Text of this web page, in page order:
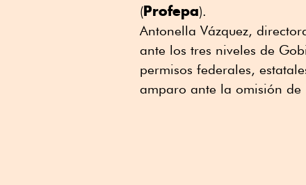
(Profepa).
Antonella Vázquez,
ante los tres niveles de
permisos federales,
amparo ante la omisión de